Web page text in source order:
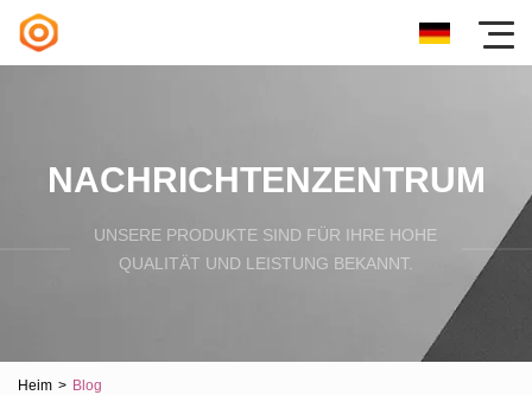
NACHRICHTENZENTRUM
UNSERE PRODUKTE SIND FÜR IHRE HOHE
QUALITÄT UND LEISTUNG BEKANNT.
Heim > Blog